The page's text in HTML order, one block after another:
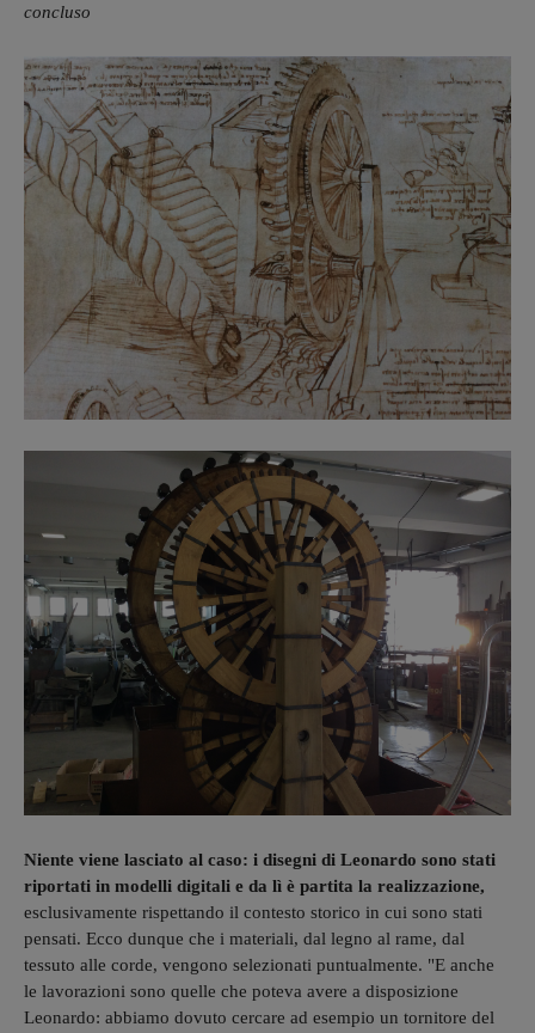
concluso
Niente viene lasciato al caso: i disegni di Leonardo sono stati
riportati in modelli digitali e da lì è partita la realizzazione,
esclusivamente rispettando il contesto storico in cui sono stati
pensati. Ecco dunque che i materiali, dal legno al rame, dal
tessuto alle corde, vengono selezionati puntualmente. "E anche
le lavorazioni sono quelle che poteva avere a disposizione
Leonardo: abbiamo dovuto cercare ad esempio un tornitore del